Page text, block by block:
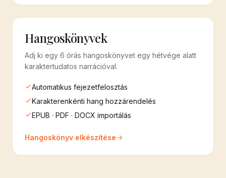
Hangoskönyvek
Adj ki egy 6 órás hangoskönyvet egy hétvége alatt
karaktertudatos narrációval.
Automatikus fejezetfelosztás
Karakterenkénti hang hozzárendelés
EPUB · PDF · DOCX importálás
Hangoskönyv elkészítése